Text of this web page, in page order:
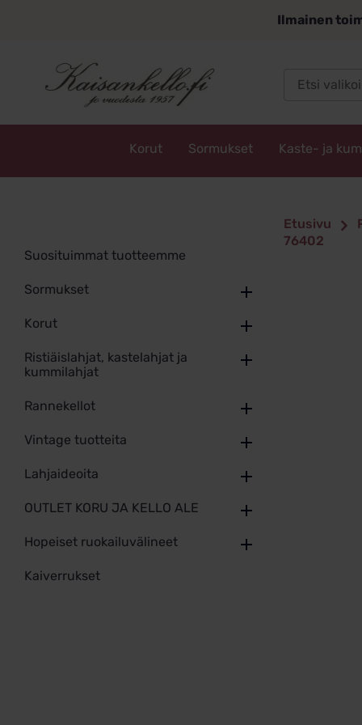
Ilmainen
Korut Sormukset Kaste- ja
Suosituimmat tuotteemme
Sormukset
Korut
Ristiäislahjat, kastelahjat ja
kummilahjat
Rannekellot
Vintage tuotteita
Lahjaideoita
OUTLET KORU JA KELLO ALE
Hopeiset ruokailuvälineet
Kaiverrukset
Etusivu
76402